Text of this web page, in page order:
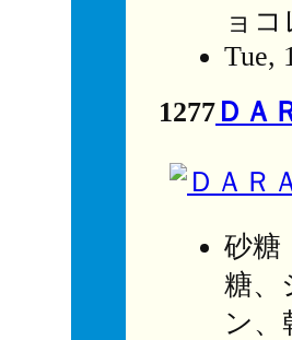
ョコ
Tue,
1277 ＤＡ
砂糖
糖、
ン、